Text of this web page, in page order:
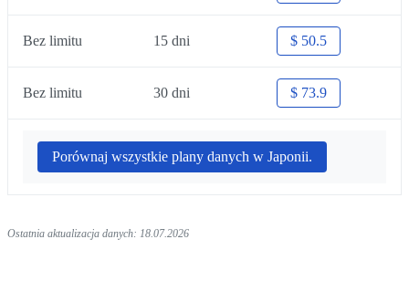
Bez limitu 15 dni $ 50.5
Bez limitu 30 dni $ 73.9
Porównaj wszystkie plany danych w Japonii.
Ostatnia aktualizacja danych: 18.07.2026